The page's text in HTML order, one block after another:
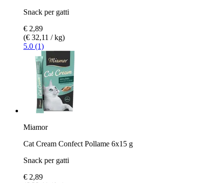
Snack per gatti
€ 2,89
(€ 32,11 / kg)
5.0 (1)
Miamor
Cat Cream Confect Pollame 6x15 g
Snack per gatti
€ 2,89